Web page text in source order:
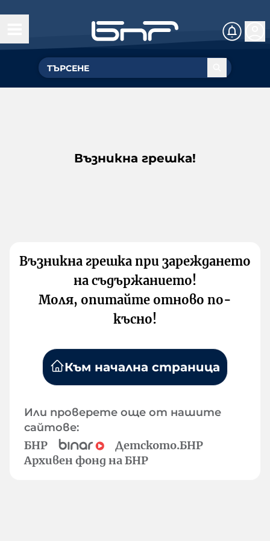
Възникна грешка!
Възникна грешка при зареждането
на съдържанието!
Моля, опитайте отново по-
късно!
Към начална страница
Или проверете още от нашите
сайтове:
БНР
Детското.БНР
Архивен фонд на БНР